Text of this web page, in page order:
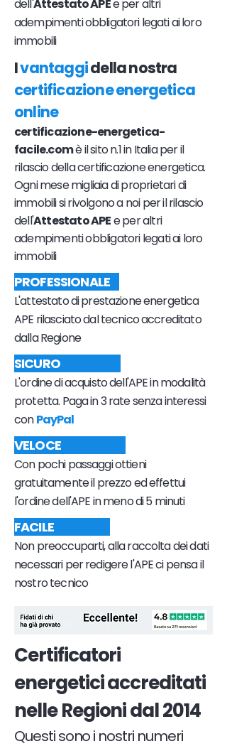
dell'Attestato APEe per altri
adempimenti obbligatori legati ai loro
immobili
Ivantaggidella nostra
certificazione energetica
online
certificazione-energetica-
facile.comè il sito n.1 in Italia per il
rilascio della certificazione energetica.
Ogni mese migliaia di proprietari di
immobili si rivolgono a noi per il rilascio
dell'Attestato APEe per altri
adempimenti obbligatori legati ai loro
immobili
PROFESSIONALE
L'attestato di prestazione energetica
APE rilasciato dal tecnico accreditato
dalla Regione
SICURO
L'ordine di acquisto dell'APE in modalità
protetta. Paga in 3 rate senza interessi
conPayPal
VELOCE
Con pochi passaggi ottieni
gratuitamente il prezzo ed effettui
l'ordine dell'APE in meno di 5 minuti
FACILE
Non preoccuparti, alla raccolta dei dati
necessari per redigere l'APE ci pensa il
nostro tecnico
Certificatori
energetici accreditati
nelle Regioni dal 2014
Questi sono i nostri numeri